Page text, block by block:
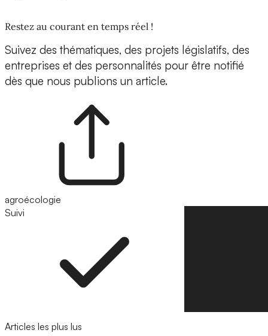
Restez au courant en temps réel !
Suivez des thématiques, des projets législatifs, des
entreprises et des personnalités pour être notifié
dès que nous publions un article.
agroécologie
Suivi
Articles les plus lus